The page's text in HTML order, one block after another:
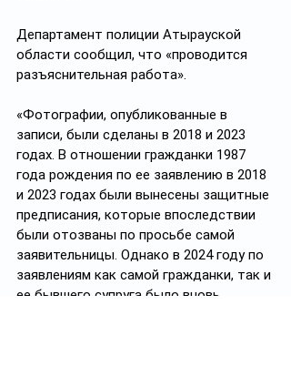
Департамент полиции Атырауской
области сообщил, что «проводится
разъяснительная работа».
«Фотографии, опубликованные в
записи, были сделаны в 2018 и 2023
годах. В отношении гражданки 1987
года рождения по ее заявлению в 2018
и 2023 годах были вынесены защитные
предписания, которые впоследствии
были отозваны по просьбе самой
заявительницы. Однако в 2024 году по
заявлениям как самой гражданки, так и
ее бывшего супруга было вновь